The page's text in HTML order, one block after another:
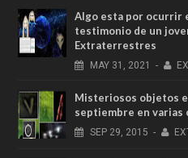
Algo esta por ocurrir
testimonio de un
Extraterrestres
MAY 31, 2021 -
Misteriosos objetos
septiembre en varias
SEP 29, 2015 -